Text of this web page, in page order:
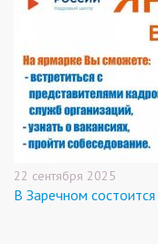
22 сентября 2025
В Заречном